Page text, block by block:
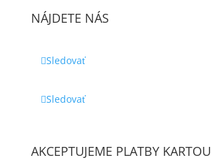
NÁJDETE NÁS
Sledovať
Sledovať
AKCEPTUJEME PLATBY KARTOU